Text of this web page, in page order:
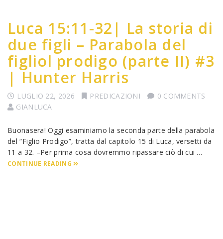
Luca 15:11-32| La storia di
due figli – Parabola del
figliol prodigo (parte II) #3
| Hunter Harris
LUGLIO 22, 2026 PREDICAZIONI
0 COMMENTS
GIANLUCA
Buonasera! Oggi esaminiamo la seconda parte della parabola
del “Figlio Prodigo”, tratta dal capitolo 15 di Luca, versetti da
11 a 32. –Per prima cosa dovremmo ripassare ciò di cui …
CONTINUE READING